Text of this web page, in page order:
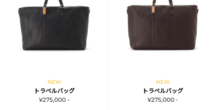
NEW
トラベルバッグ
¥275,000 -
NEW
トラベルバッグ
¥275,000 -